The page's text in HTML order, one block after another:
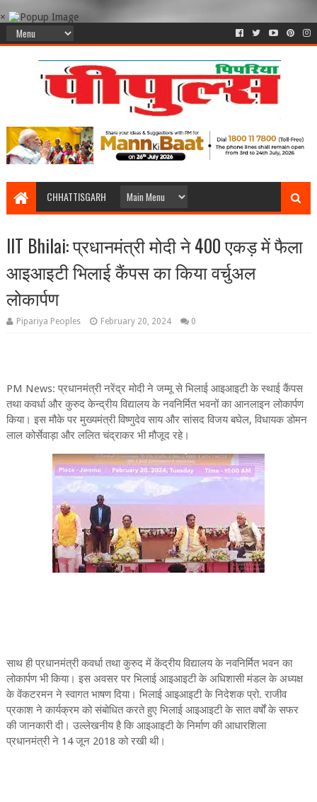
×
CHHATTISGARH
IIT Bhilai: प्रधानमंत्री मोदी ने 400 एकड़ में फैला
आइआइटी भिलाई कैंपस का किया वर्चुअल
लोकार्पण
Pipariya Peoples February 20, 2024 0
PM News: प्रधानमंत्री नरेंद्र मोदी ने जम्मू से भिलाई आइआइटी के स्थाई कैंपस
तथा कवर्धा और कुरुद केन्द्रीय विद्यालय के नवनिर्मित भवनों का आनलाइन लोकार्पण
किया। इस मौके पर मुख्यमंत्री विष्णुदेव साय और सांसद विजय बघेल, विधायक डोमन
लाल कोर्सेवाड़ा और ललित चंद्राकर भी मौजूद रहे।
साथ ही प्रधानमंत्री कवर्धा तथा कुरुद में केंद्रीय विद्यालय के नवनिर्मित भवन का
लोकार्पण भी किया। इस अवसर पर भिलाई आइआइटी के अधिशासी मंडल के अध्यक्ष
के वेंकटरमन ने स्वागत भाषण दिया। भिलाई आइआइटी के निदेशक प्रो. राजीव
प्रकाश ने कार्यक्रम को संबोधित करते हुए भिलाई आइआइटी के सात वर्षों के सफर
की जानकारी दी। उल्लेखनीय है कि आइआइटी के निर्माण की आधारशिला
प्रधानमंत्री ने 14 जून 2018 को रखी थी।